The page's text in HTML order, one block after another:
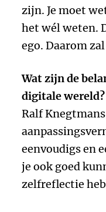
zijn. Je moet
het wél weten.
ego. Daarom
Wat zijn de
digitale wereld?
Ralf
eenvoudigs en
je ook goed
zelfreflectie